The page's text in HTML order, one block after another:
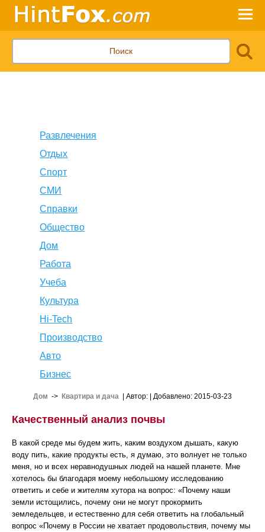
Развлечения
Отдых
Спорт
СМИ
Справки
Общество
Дом
Работа
Учеба
Культура
Hi-Tech
Производство
Авто
Бизнес
Дом -> Квартира и дача | Автор: | Добавлено: 2015-03-23
Качественный анализ почвы
В какой среде мы будем жить, каким воздухом дышать, какую
воду пить, какие продукты есть, я думаю, это волнует не только
меня, но и всех неравнодушных людей на нашей планете. Мне
хотелось бы благодаря моему небольшому исследованию
ответить и себе и жителям хутора на вопрос: «Почему наши
земли истощились, почему они не могут прокормить
земледельцев, и естественно для себя ответить на глобальный
вопрос «Почему в России не хватает продовольствия, почему мы